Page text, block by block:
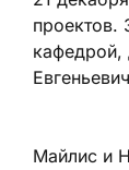
проектов.
кафедрой,
Майлис и